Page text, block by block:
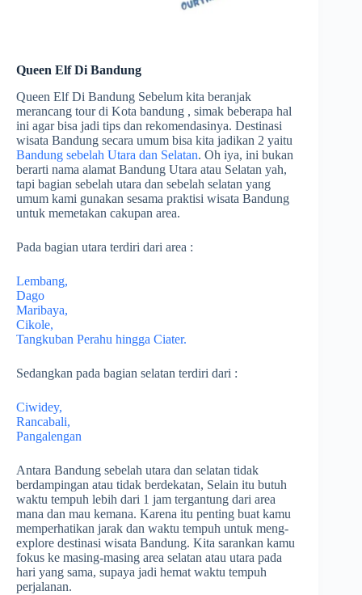
Queen Elf Di Bandung
Queen Elf Di Bandung Sebelum kita beranjak
merancang tour di Kota bandung , simak beberapa hal
ini agar bisa jadi tips dan rekomendasinya. Destinasi
wisata Bandung secara umum bisa kita jadikan 2 yaitu
Bandung sebelah Utara dan Selatan. Oh iya, ini bukan
berarti nama alamat Bandung Utara atau Selatan yah,
tapi bagian sebelah utara dan sebelah selatan yang
umum kami gunakan sesama praktisi wisata Bandung
untuk memetakan cakupan area.
Pada bagian utara terdiri dari area :
Lembang,
Dago
Maribaya,
Cikole,
Tangkuban Perahu hingga Ciater.
Sedangkan pada bagian selatan terdiri dari :
Ciwidey,
Rancabali,
Pangalengan
Antara Bandung sebelah utara dan selatan tidak
berdampingan atau tidak berdekatan, Selain itu butuh
waktu tempuh lebih dari 1 jam tergantung dari area
mana dan mau kemana. Karena itu penting buat kamu
memperhatikan jarak dan waktu tempuh untuk meng-
explore destinasi wisata Bandung. Kita sarankan kamu
fokus ke masing-masing area selatan atau utara pada
hari yang sama, supaya jadi hemat waktu tempuh
perjalanan.